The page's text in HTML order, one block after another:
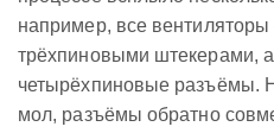
например, все вентиляторы
трёхпиновыми штекерами,
четырёхпиновые разъёмы.
мол, разъёмы обратно